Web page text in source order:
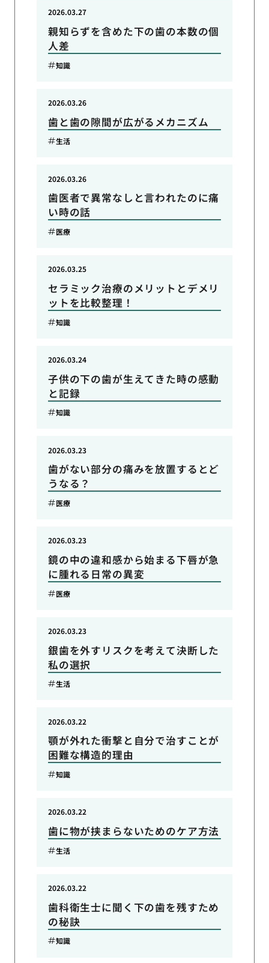
親知らずを含めた下の歯の本数の個
人差
2026.03.27
知識
歯と歯の隙間が広がるメカニズム
2026.03.26
生活
歯医者で異常なしと言われたのに痛
い時の話
2026.03.26
医療
セラミック治療のメリットとデメリ
ットを比較整理！
2026.03.25
知識
子供の下の歯が生えてきた時の感動
と記録
2026.03.24
知識
歯がない部分の痛みを放置するとど
うなる？
2026.03.23
医療
鏡の中の違和感から始まる下唇が急
に腫れる日常の異変
2026.03.23
医療
銀歯を外すリスクを考えて決断した
私の選択
2026.03.23
生活
顎が外れた衝撃と自分で治すことが
困難な構造的理由
2026.03.22
知識
歯に物が挟まらないためのケア方法
2026.03.22
生活
歯科衛生士に聞く下の歯を残すため
の秘訣
2026.03.22
知識